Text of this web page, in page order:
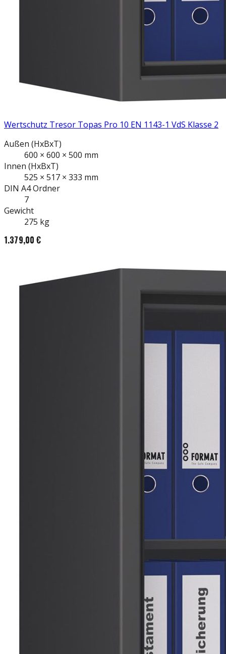
Wertschutz Tresor Topas Pro 10 EN 1143-1 VdS Klasse 2
Außen (HxBxT)
600 × 600 × 500 mm
Innen (HxBxT)
525 × 517 × 333 mm
DIN A4Ordner
7
Gewicht
275 kg
1.379,00 €